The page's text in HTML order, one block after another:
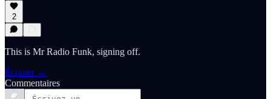
2
This is Mr Radio Funk, signing off.
Écouter →
Commentaires